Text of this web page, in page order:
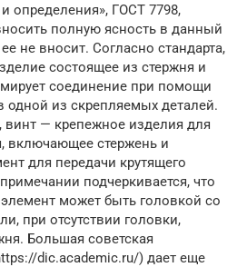
определения», ГОСТ 7798,
полную ясность в данный
не вносит. Согласно стандарта,
состоящее из стержня и
соединение при помощи
одной из скрепляемых деталей.
винт — крепежное изделия для
включающее стержень и
для передачи крутящего
подчеркивается, что
может быть головкой со
при отсутствии головки,
Большая советская
dic.academic.ru/) дает еще